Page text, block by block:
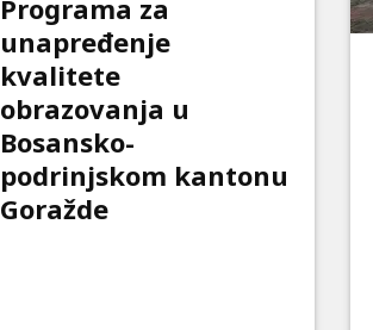
Programa za
unapređenje
kvalitete
obrazovanja u
Bosansko-
podrinjskom kantonu
Goražde